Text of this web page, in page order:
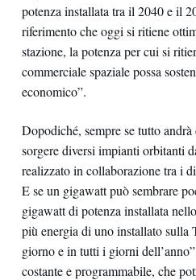
potenza installata tra il 2040 e il
riferimento che oggi si ritiene
stazione, la potenza per cui si
commerciale spaziale possa
economico”.
Dopodiché, sempre se tutto
sorgere diversi impianti orbitanti
realizzato in collaborazione tra i
E se un gigawatt può sembrare
gigawatt di potenza installata
più energia di uno installato sulla
giorno e in tutti i giorni
costante e programmabile, che